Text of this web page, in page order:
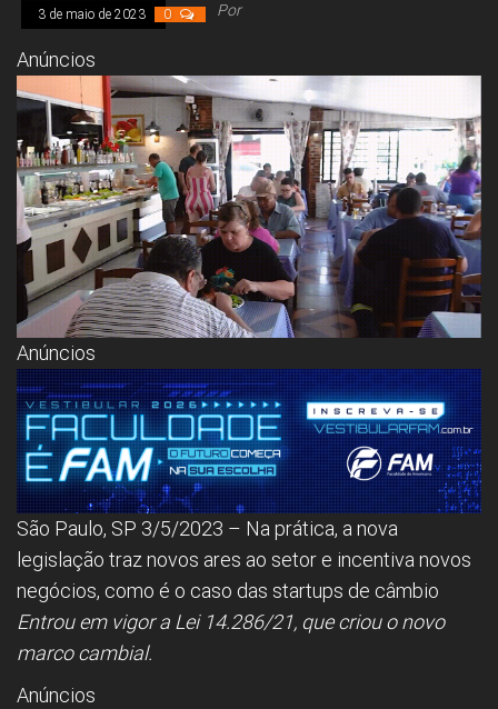
Senado, São Paulo,
Rio de Janeiro,
Brasília, Nordeste,
Norte, Centro-
Oeste, Sul, Sudeste,
Gastronomia,
Vinhos, Bebidas,
Cervejas, Comida,
Receitas, Chef, RH,
Emprego,
Empreendedorismo,
Negócios,
Oportunidades,
3 de maio de 2023 0 Por
Anúncios
Anúncios
São Paulo, SP 3/5/2023 – Na prática, a nova
legislação traz novos ares ao setor e incentiva novos
negócios, como é o caso das startups de câmbio
Entrou em vigor a Lei 14.286/21, que criou o novo
marco cambial.
Anúncios